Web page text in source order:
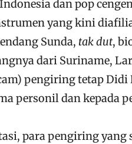
dan pop
yang kini
Sunda, tak dut,
dari Suriname,
pengiring tetap
personil dan kepada
para pengiring yang